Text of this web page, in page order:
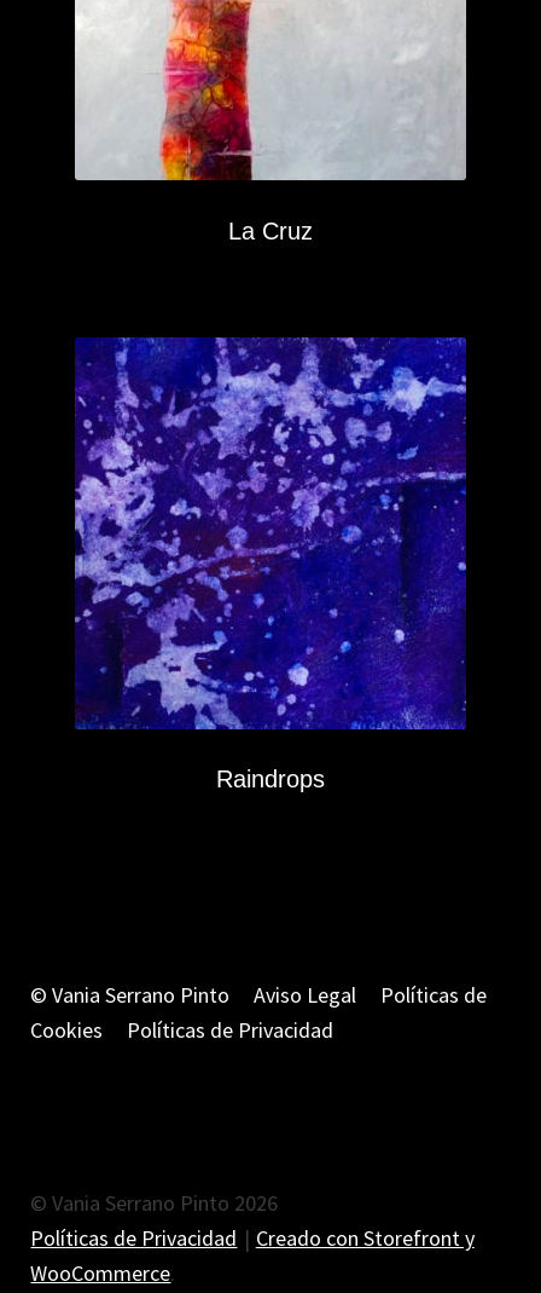
La Cruz
Raindrops
© Vania Serrano Pinto Aviso Legal
Políticas de
Cookies
Políticas de Privacidad
© Vania Serrano Pinto 2026
Políticas de Privacidad
Creado con Storefront y
WooCommerce.